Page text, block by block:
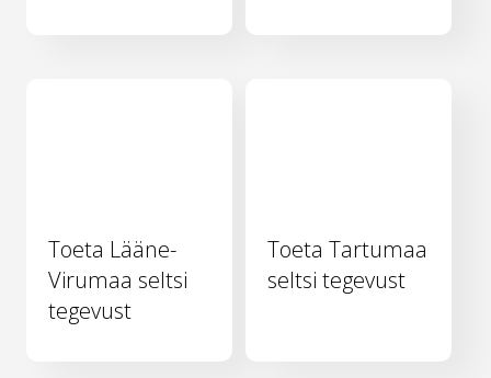
Toeta Lääne-
Virumaa seltsi
tegevust
Toeta Tartumaa
seltsi tegevust